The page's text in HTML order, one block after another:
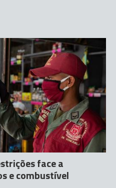
face a
e combustível